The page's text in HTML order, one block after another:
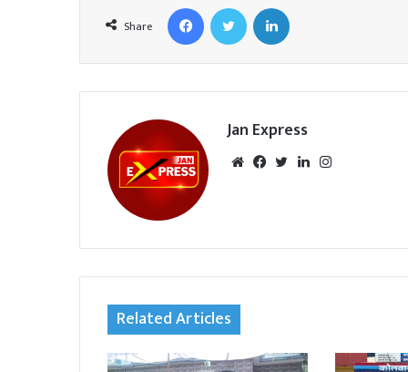
Share
Jan Express
We Fac Twi Lin
Related Articles